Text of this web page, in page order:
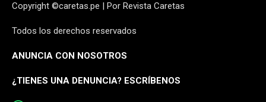
Copyright ©caretas.pe | Por Revista Caretas
Todos los derechos reservados
ANUNCIA CON NOSOTROS
¿TIENES UNA DENUNCIA? ESCRÍBENOS